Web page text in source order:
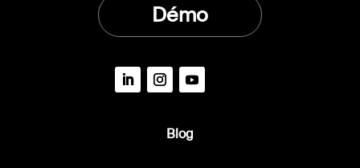
Blog
Démo